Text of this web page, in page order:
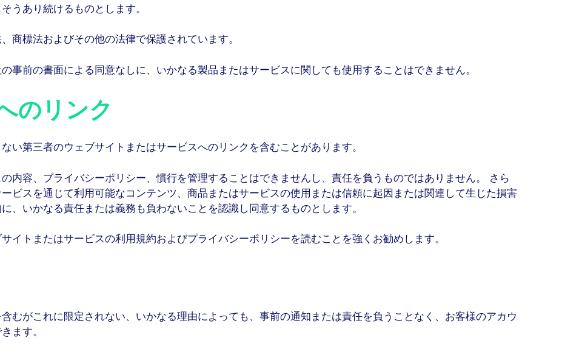
うあり続けるものとします。
商標法およびその他の法律で保護されています。
事前の書面による同意なしに、いかなる製品またはサービスに関しても使用することはできません。
のリンク
い第三者のウェブサイトまたはサービスへのリンクを含むことがあります。
内容、プライバシーポリシー、慣行を管理することはできませんし、責任を負うものではありません。 さら
ビスを通じて利用可能なコンテンツ、商品またはサービスの使用または信頼に起因または関連して生じた損害
、いかなる責任または義務も負わないことを認識し同意するものとします。
イトまたはサービスの利用規約およびプライバシーポリシーを読むことを強くお勧めします。
むがこれに限定されない、いかなる理由によっても、事前の通知または責任を負うことなく、お客様のアカウ
ます。